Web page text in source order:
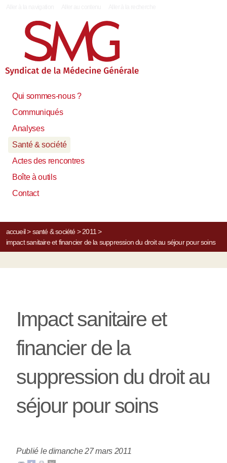
Qui sommes-nous ?
Communiqués
Analyses
Santé & société
Actes des rencontres
Boîte à outils
Contact
accueil> santé & société> 2011 >
impact sanitaire et financier de la suppression du droit au séjour pour soins
Impact sanitaire et
financier de la
suppression du droit au
séjour pour soins
Publié le dimanche 27 mars 2011